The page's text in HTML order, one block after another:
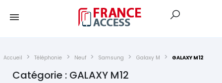
Accueil Téléphonie Neuf Samsung Galaxy M GALAXY M12
Catégorie : GALAXY M12